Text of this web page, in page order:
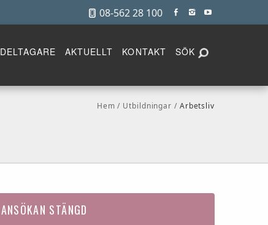
08-562 28 100
DELTAGARE AKTUELLT KONTAKT SÖK
Hem Utbildningar Arbetsliv
ANSÖKAN STÄNGD